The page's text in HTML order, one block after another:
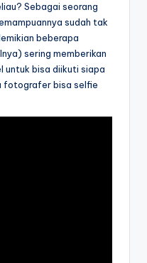
Sebagai seorang
sudah tak
beberapa
sering memberikan
bisa diikuti siapa
fotografer bisa selfie